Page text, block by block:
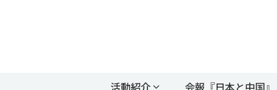
活動紹介 会報『日本と中国』